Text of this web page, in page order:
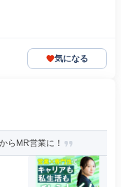
気になる
らMR営業に！